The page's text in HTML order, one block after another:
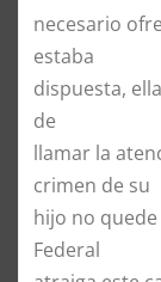
necesario
estaba
dispuesta,
de
llamar la
crimen de su
hijo no quede
Federal